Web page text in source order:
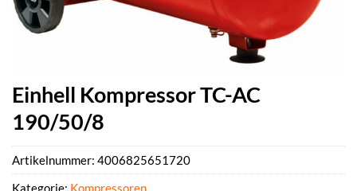
Einhell Kompressor TC-AC
190/50/8
Artikelnummer: 4006825651720